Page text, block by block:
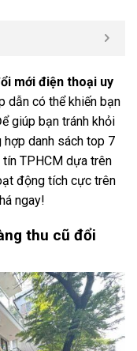
mới điện thoại uy
dẫn có thể khiến bạn
giúp bạn tránh khỏi
danh sách top 7
TPHCM dựa trên
động tích cực trên
ngay!
thu cũ đổi